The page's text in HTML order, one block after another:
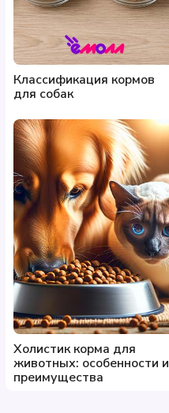
Классификация кормов
для собак
Холистик корма для
животных: особенности и
преимущества